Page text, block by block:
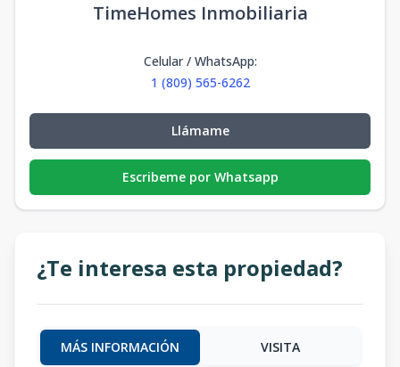
TimeHomes Inmobiliaria
Celular / WhatsApp:
1 (809) 565-6262
Llámame
Escribeme por Whatsapp
¿Te interesa esta propiedad?
MÁS INFORMACIÓN VISITA